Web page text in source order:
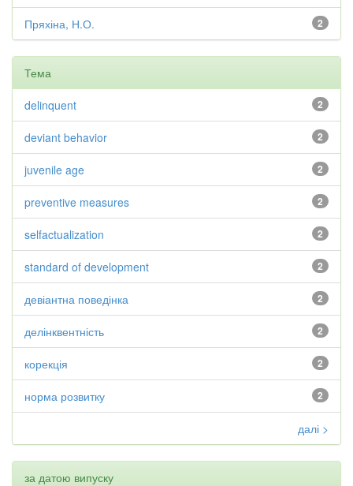
2
Пряхіна, Н.О.
Тема
2
delinquent
2
deviant behavior
2
juvenile age
2
preventive measures
2
selfactualization
2
standard of development
2
девіантна поведінка
2
делінквентність
2
корекція
2
норма розвитку
далі >
за датою випуску